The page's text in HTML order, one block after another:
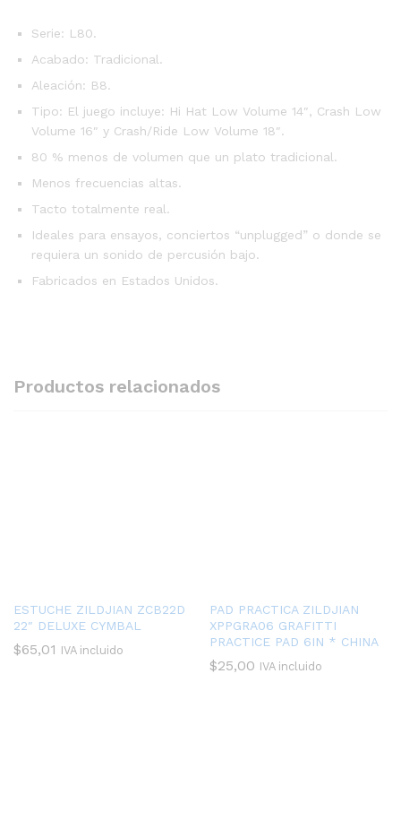
Serie: L80.
Acabado: Tradicional.
Aleación: B8.
Tipo: El juego incluye: Hi Hat Low Volume 14″, Crash Low
Volume 16″ y Crash/Ride Low Volume 18″.
80 % menos de volumen que un plato tradicional.
Menos frecuencias altas.
Tacto totalmente real.
Ideales para ensayos, conciertos “unplugged” o donde se
requiera un sonido de percusión bajo.
Fabricados en Estados Unidos.
Productos relacionados
ESTUCHE ZILDJIAN ZCB22D
22″ DELUXE CYMBAL
$65,01 IVA incluido
PAD PRACTICA ZILDJIAN
XPPGRA06 GRAFITTI
PRACTICE PAD 6IN * CHINA
$25,00 IVA incluido